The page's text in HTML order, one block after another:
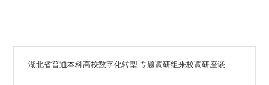
湖北省普通本科高校数字化转型 专题调研组来校调研座谈